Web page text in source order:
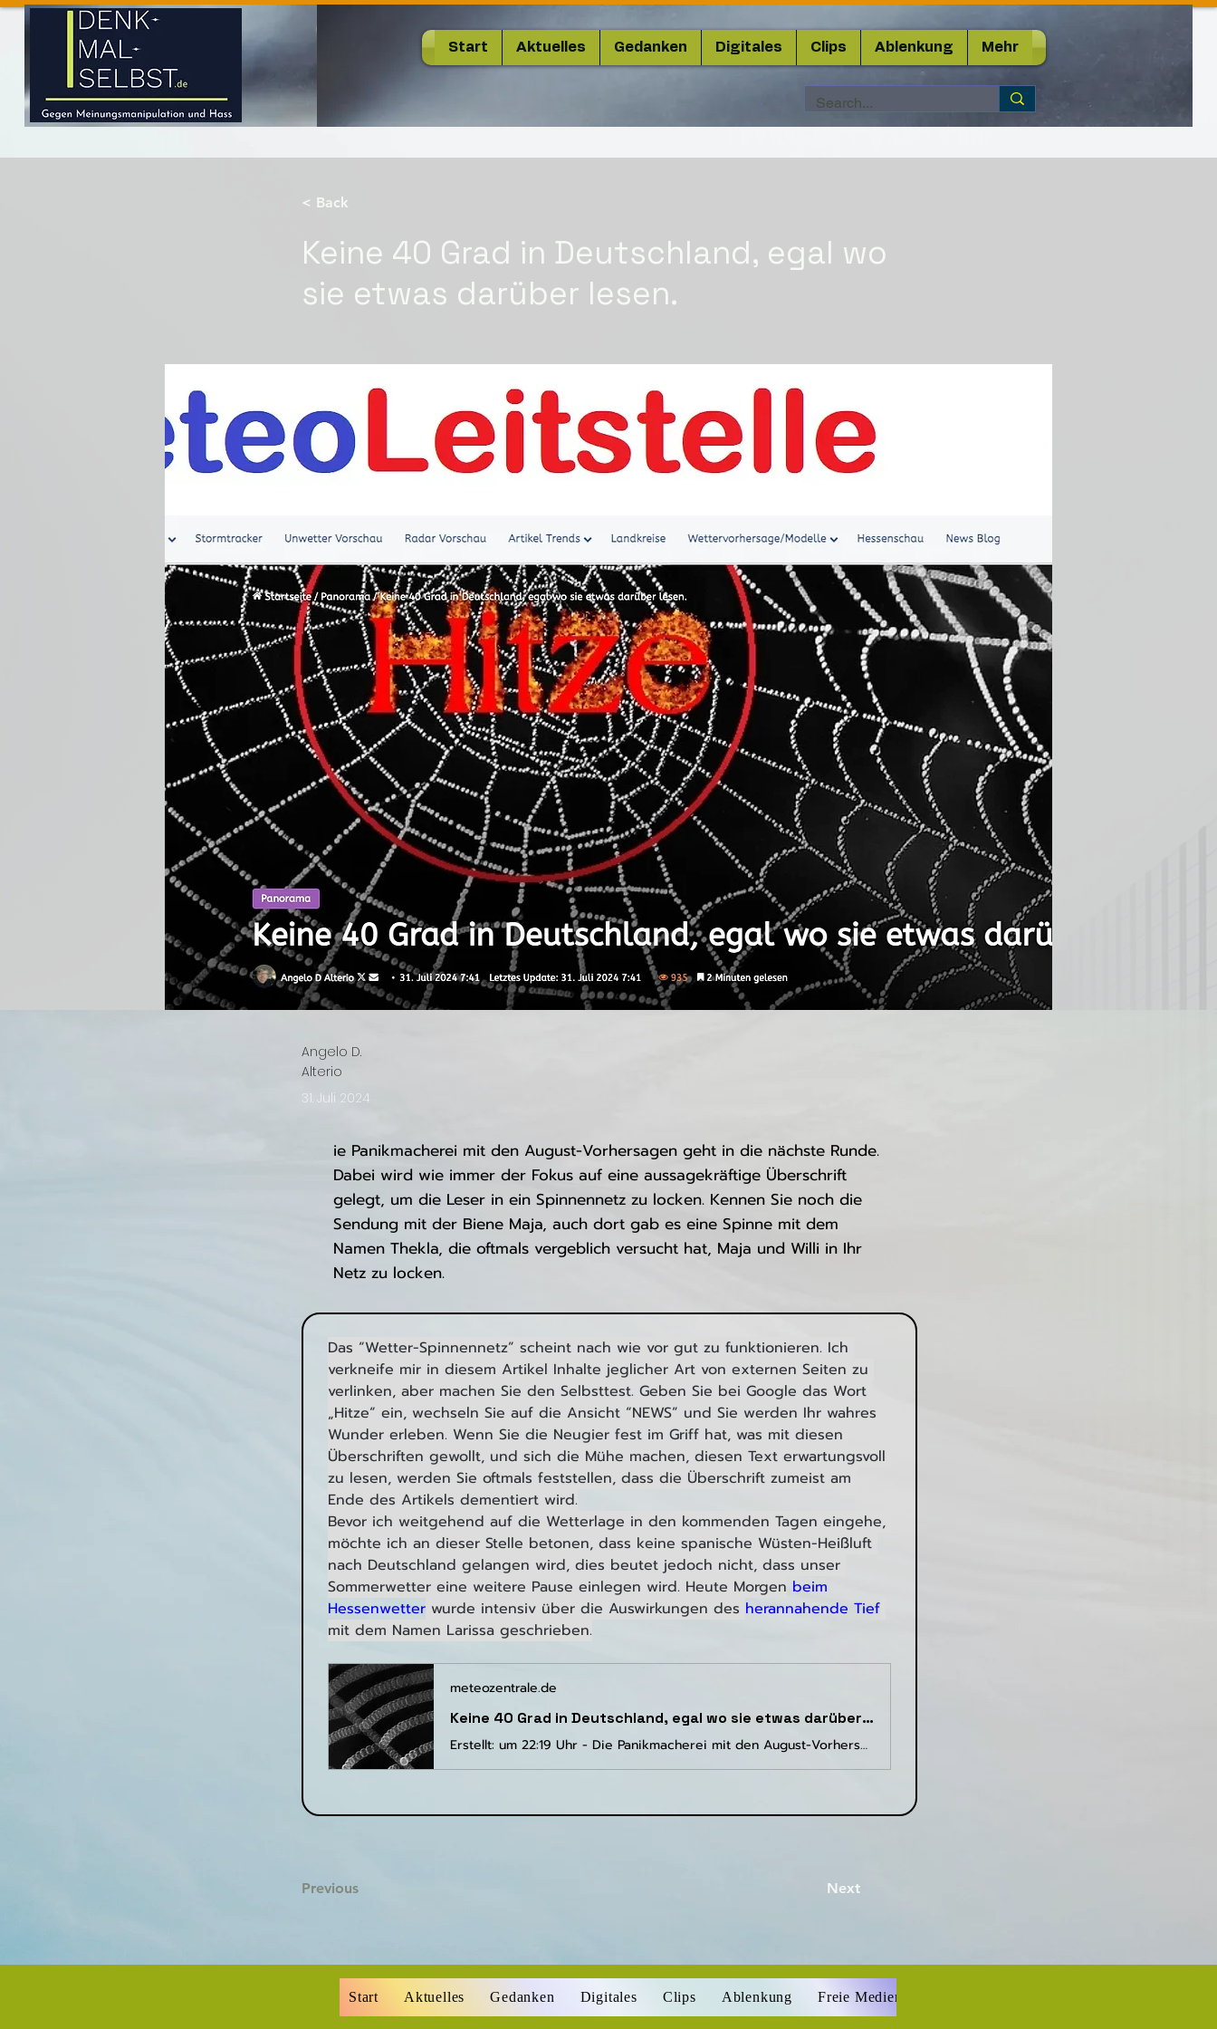
Start Aktuelles Gedanken Digitales Clips Ablenkung Mehr
< Back
Keine 40 Grad in Deutschland, egal wo
sie etwas darüber lesen.
Angelo D.
Alterio
31. Juli 2024
ie Panikmacherei mit den August-Vorhersagen geht in die nächste Runde.
Dabei wird wie immer der Fokus auf eine aussagekräftige Überschrift
gelegt, um die Leser in ein Spinnennetz zu locken. Kennen Sie noch die
Sendung mit der Biene Maja, auch dort gab es eine Spinne mit dem
Namen Thekla, die oftmals vergeblich versucht hat, Maja und Willi in Ihr
Netz zu locken.
Das “Wetter-Spinnennetz” scheint nach wie vor gut zu funktionieren. Ich
verkneife mir in diesem Artikel Inhalte jeglicher Art von externen Seiten zu
verlinken, aber machen Sie den Selbsttest. Geben Sie bei Google das Wort
„Hitze“ ein, wechseln Sie auf die Ansicht “NEWS” und Sie werden Ihr wahres
Wunder erleben. Wenn Sie die Neugier fest im Griff hat, was mit diesen
Überschriften gewollt, und sich die Mühe machen, diesen Text erwartungsvoll
zu lesen, werden Sie oftmals feststellen, dass die Überschrift zumeist am
Ende des Artikels dementiert wird.
Bevor ich weitgehend auf die Wetterlage in den kommenden Tagen eingehe,
möchte ich an dieser Stelle betonen, dass keine spanische Wüsten-Heißluft
nach Deutschland gelangen wird, dies beutet jedoch nicht, dass unser
Sommerwetter eine weitere Pause einlegen wird. Heute Morgen beim
Hessenwetter wurde intensiv über die Auswirkungen des herannahende Tief
mit dem Namen Larissa geschrieben.
meteozentrale.de
Keine 40 Grad in Deutschland, egal wo sie etwas darüber lesen.
Erstellt: um 22:19 Uhr - Die Panikmacherei mit den August-Vorhersagen geht in die nächste Runde. Dabei wird wie immer der Fokus auf eine aussagekräftige
Previous Next
Start Aktuelles Gedanken Digitales Clips Ablenkung Freie Medien